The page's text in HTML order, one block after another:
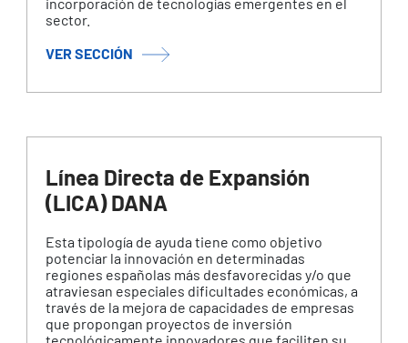
sector.
VER SECCIÓN
Línea Directa de Expansión
(LICA) DANA
Esta tipología de ayuda tiene como objetivo
potenciar la innovación en determinadas
regiones españolas más desfavorecidas y/o que
atraviesan especiales dificultades económicas, a
través de la mejora de capacidades de empresas
que propongan proyectos de inversión